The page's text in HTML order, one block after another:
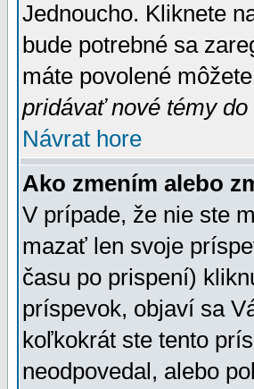
Jednoucho. Kliknete
bude potrebné sa
máte povolené
pridávať nové témy
Návrat hore
Ako zmením alebo
V prípade, že nie ste
mazať len svoje
času po prispení)
príspevok, objaví sa
koľkokrát ste tento
neodpovedal, alebo